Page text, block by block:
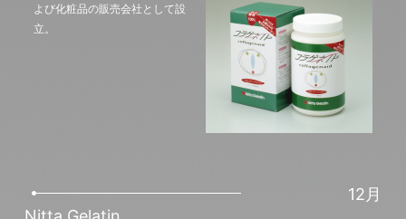
よび化粧品の販売会社として設
立。
12月